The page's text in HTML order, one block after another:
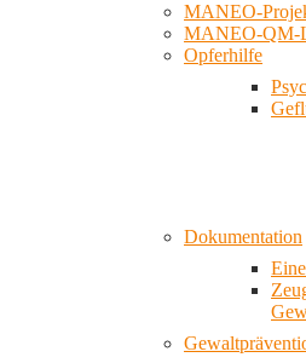
MANEO-
MANEO-QM-
Opferhilfe
Dokumentation